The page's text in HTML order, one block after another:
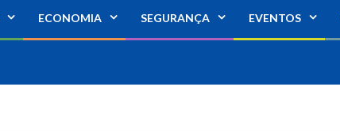
ECONOMIA SEGURANÇA EVENTOS